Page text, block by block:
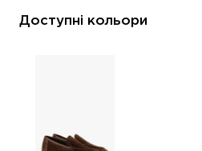
Доступні кольори